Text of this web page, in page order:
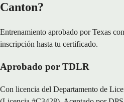
Canton?
Entrenamiento aprobado por Texas
inscripción hasta tu certificado.
Aprobado por TDLR
Con licencia del Departamento de